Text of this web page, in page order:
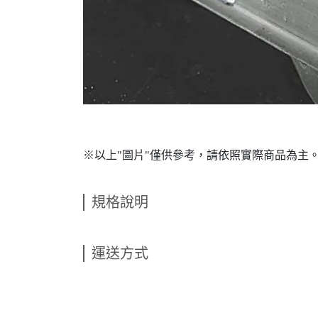
※以上"圖片"僅供參考，請依照實際商品為主
規格說明
運送方式